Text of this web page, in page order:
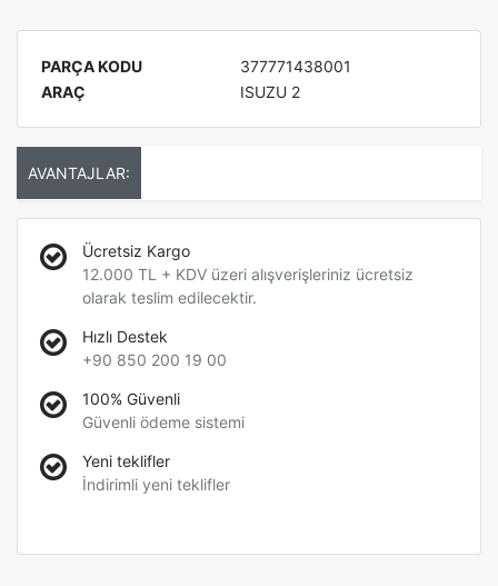
PARÇA KODU
377771438001
ARAÇ
ISUZU 2
AVANTAJLAR:
Ücretsiz Kargo
12.000 TL + KDV üzeri alışverişleriniz ücretsiz
olarak teslim edilecektir.
Hızlı Destek
+90 850 200 19 00
100% Güvenli
Güvenli ödeme sistemi
Yeni teklifler
İndirimli yeni teklifler